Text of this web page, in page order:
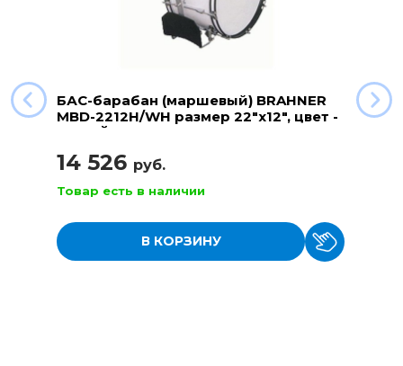
БАС-барабан (маршевый) BRAHNER
MBD-2212H/WH размер 22"x12", цвет -
БЕЛЫЙ
14 526 руб.
Товар есть в наличии
В КОРЗИНУ